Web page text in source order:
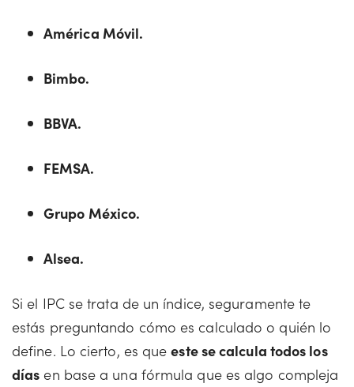
América Móvil.
Bimbo.
BBVA.
FEMSA.
Grupo México.
Alsea.
Si el IPC se trata de un índice, seguramente te
estás preguntando cómo es calculado o quién lo
define. Lo cierto, es queeste se calcula todos los
días en base a una fórmula que es algo compleja